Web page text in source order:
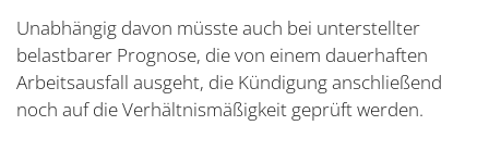
Unabhängig davon müsste auch bei unterstellter
belastbarer Prognose, die von einem dauerhaften
Arbeitsausfall ausgeht, die Kündigung anschließend
noch auf die Verhältnismäßigkeit geprüft werden.